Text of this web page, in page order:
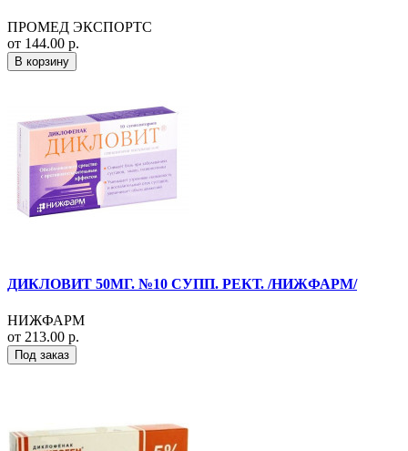
ПРОМЕД ЭКСПОРТС
от 144.00 р.
В корзину
ДИКЛОВИТ 50МГ. №10 СУПП. РЕКТ. /НИЖФАРМ/
НИЖФАРМ
от 213.00 р.
Под заказ